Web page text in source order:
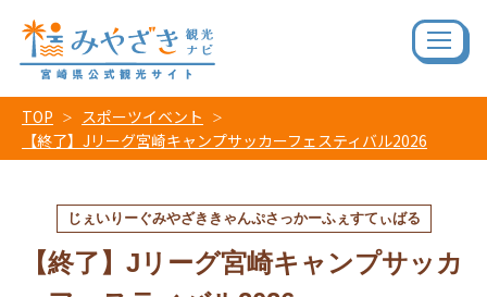
TOP
スポーツイベント
【終了】Jリーグ宮崎キャンプサッカーフェスティバル2026
じぇいりーぐみやざききゃんぷさっかーふぇすてぃばる
【終了】Jリーグ宮崎キャンプサッカ